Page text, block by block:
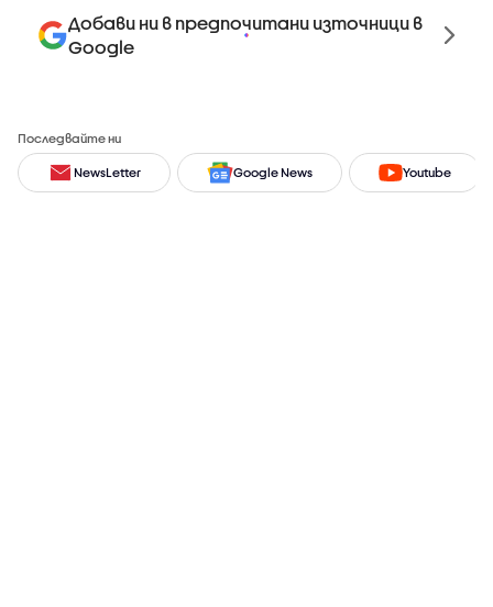
Добави ни в предпочитани източници в
Google
Последвайте ни
NewsLetter Google News Youtube